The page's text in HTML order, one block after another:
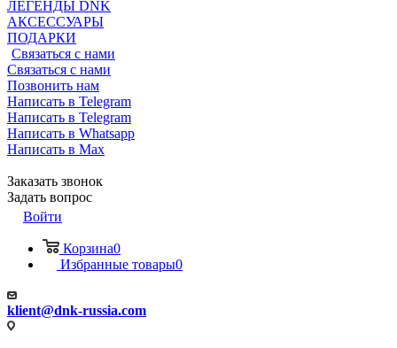
ЛЕГЕНДЫ DNK
АКСЕССУАРЫ
ПОДАРКИ
Связаться с нами
Связаться с нами
Позвонить нам
Написать в Telegram
Написать в Telegram
Написать в Whatsapp
Написать в Max
Заказать звонок
Задать вопрос
Войти
Корзина0
Избранные товары0
klient@dnk-russia.com